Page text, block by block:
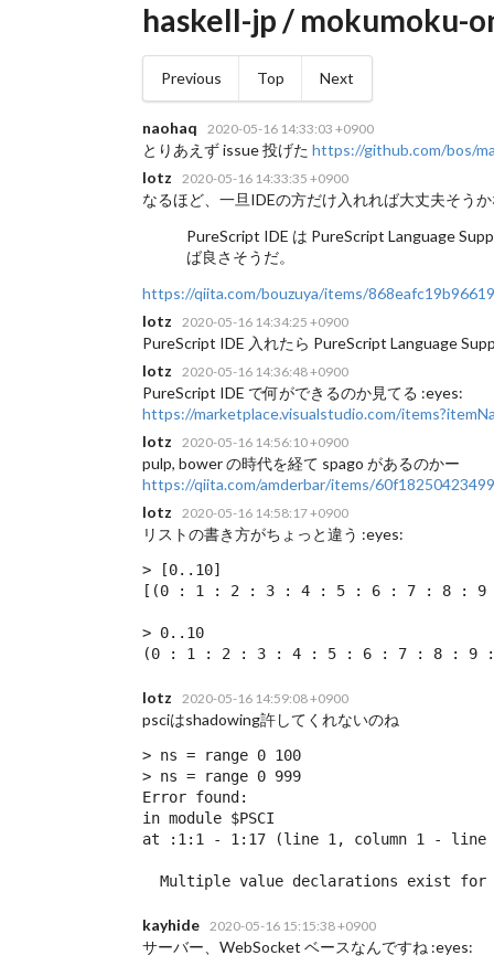
haskell-jp / mokumoku-
Previous Top Next
naohaq 2020-05-16 14:33:03 +0900
とりあえず issue 投げた https://github.com/bos/
lotz
2020-05-16 14:33:35 +0900
なるほど、一旦IDEの方だけ入れれば大丈夫そう
PureScript IDE は PureScript Language
ば良さそうだ。
https://qiita.com/bouzuya/items/
lotz
2020-05-16 14:34:25 +0900
PureScript IDE 入れたら PureScript Language
lotz
2020-05-16 14:36:48 +0900
PureScript IDE で何ができるのか見てる :eyes:
https://marketplace.visualstudio.com/
lotz
2020-05-16 14:56:10 +0900
pulp, bower の時代を経て spago があるのかー
https://qiita.com/amderbar/items/
lotz
2020-05-16 14:58:17 +0900
リストの書き方がちょっと違う :eyes:
> [0..10]
[(0 : 1 : 2 : 3 : 4 : 5 : 6 : 7 : 8 : 9
> 0..10
(0 : 1 : 2 : 3 : 4 : 5 : 6 : 7 : 8 : 9
lotz 2020-05-16 14:59:08 +0900
psciはshadowing許してくれないのね
> ns = range 0 100
> ns = range 0 999
Error found:
in module $PSCI
at :1:1 - 1:17 (line 1, column 1 - line
Multiple value declarations exist for
kayhide 2020-05-16 15:15:38 +0900
サーバー、WebSocket ベースなんですね :eyes: